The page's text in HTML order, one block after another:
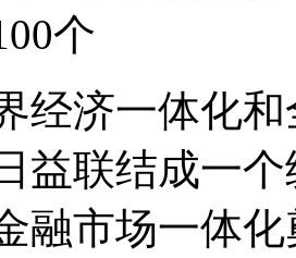
个
经济一体化
益联结成一
融市场一体